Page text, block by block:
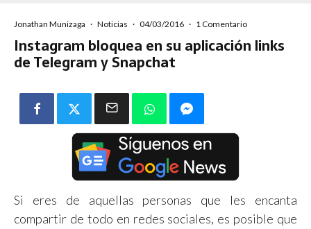
Jonathan Munizaga · Noticias · 04/03/2016 · 1 Comentario
Instagram bloquea en su aplicación links
de Telegram y Snapchat
Si eres de aquellas personas que les encanta
compartir de todo en redes sociales, es posible que